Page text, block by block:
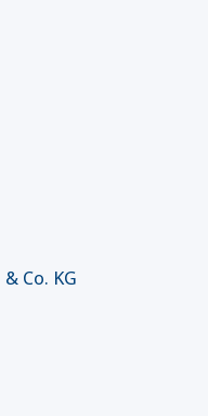
Co. KG